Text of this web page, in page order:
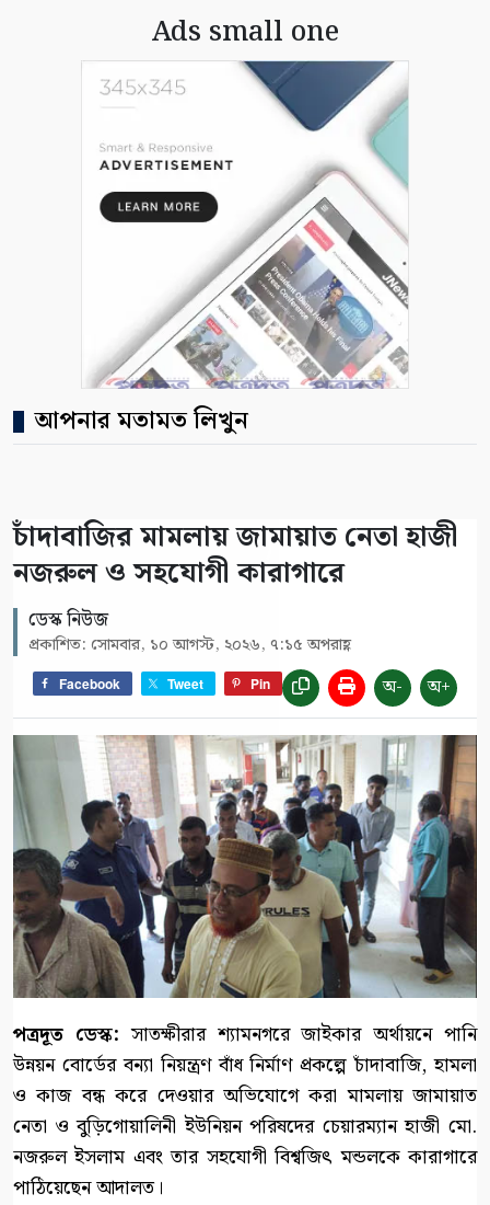
Ads small one
আপনার মতামত লিখুন
চাঁদাবাজির মামলায় জামায়াত নেতা হাজী
নজরুল ও সহযোগী কারাগারে
ডেস্ক নিউজ
প্রকাশিত: সোমবার, ১০ আগস্ট, ২০২৬, ৭:১৫ অপরাহ্ণ
Facebook Tweet Pin অ- অ+
পত্রদূত ডেস্ক: সাতক্ষীরার শ্যামনগরে জাইকার অর্থায়নে পানি
উন্নয়ন বোর্ডের বন্যা নিয়ন্ত্রণ বাঁধ নির্মাণ প্রকল্পে চাঁদাবাজি, হামলা
ও কাজ বন্ধ করে দেওয়ার অভিযোগে করা মামলায় জামায়াত
নেতা ও বুড়িগোয়ালিনী ইউনিয়ন পরিষদের চেয়ারম্যান হাজী মো.
নজরুল ইসলাম এবং তার সহযোগী বিশ্বজিৎ মন্ডলকে কারাগারে
পাঠিয়েছেন আদালত।